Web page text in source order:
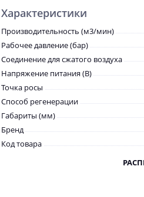
Характеристики
Производительность (м3/мин)
Рабочее давление (бар)
Соединение для сжатого воздуха
Напряжение питания (В)
Точка росы
Способ регенерации
Габариты (мм)
Бренд
Код товара